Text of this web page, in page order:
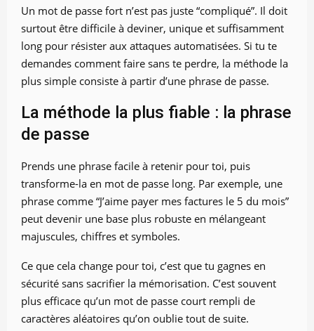
Un mot de passe fort n’est pas juste “compliqué”. Il doit
surtout être difficile à deviner, unique et suffisamment
long pour résister aux attaques automatisées. Si tu te
demandes comment faire sans te perdre, la méthode la
plus simple consiste à partir d’une phrase de passe.
La méthode la plus fiable : la phrase
de passe
Prends une phrase facile à retenir pour toi, puis
transforme-la en mot de passe long. Par exemple, une
phrase comme “J’aime payer mes factures le 5 du mois”
peut devenir une base plus robuste en mélangeant
majuscules, chiffres et symboles.
Ce que cela change pour toi, c’est que tu gagnes en
sécurité sans sacrifier la mémorisation. C’est souvent
plus efficace qu’un mot de passe court rempli de
caractères aléatoires qu’on oublie tout de suite.